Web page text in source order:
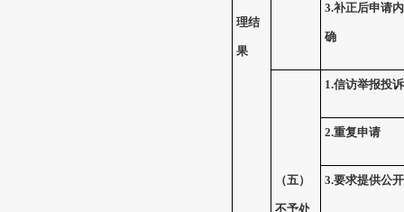
理结
果
3.补正后申请
确
（五）
不予处
1.信访举报投
2.重复申请
3.要求提供公